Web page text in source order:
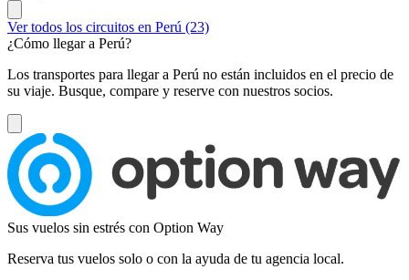
Ver todos los circuitos en Perú (23)
¿Cómo llegar a Perú?
Los transportes para llegar a Perú no están incluidos en el precio de
su viaje. Busque, compare y reserve con nuestros socios.
Sus vuelos sin estrés con Option Way
Reserva tus vuelos solo o con la ayuda de tu agencia local.